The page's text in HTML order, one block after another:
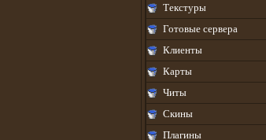
Текстуры
Готовые сервера
Клиенты
Карты
Читы
Скины
Плагины